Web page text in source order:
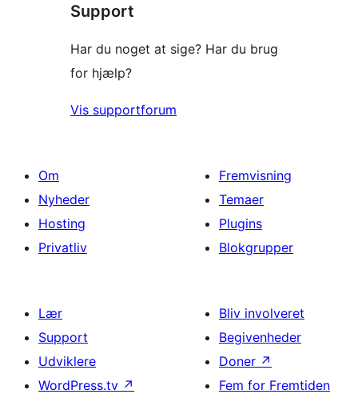
anmeldelser
Support
Har du noget at sige? Har du brug
for hjælp?
Vis supportforum
Om
Nyheder
Hosting
Privatliv
Fremvisning
Temaer
Plugins
Blokgrupper
Lær
Support
Udviklere
WordPress.tv ↗
Bliv involveret
Begivenheder
Doner ↗
Fem for Fremtiden